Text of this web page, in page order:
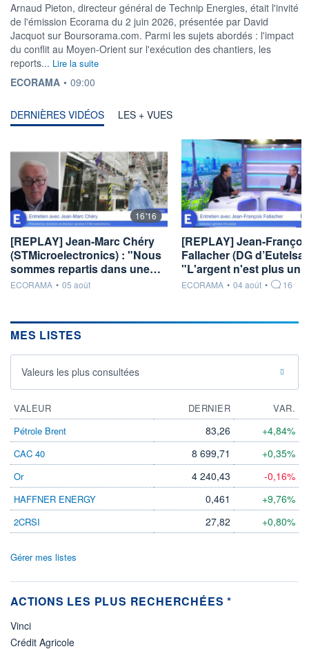
Arnaud Pieton, directeur général de Technip Energies, était l'invité
de l'émission Ecorama du 2 juin 2026, présentée par David
Jacquot sur Boursorama.com. Parmi les sujets abordés : l'impact
du conflit au Moyen-Orient sur l'exécution des chantiers, les
reports... Lire la suite
INFORMATION FOURNIE PAR
ECORAMA • 09:00
DERNIÈRES VIDÉOS LES + VUES
16'16
[REPLAY] Jean-Marc Chéry
(STMicroelectronics) : "Nous
sommes repartis dans une…
information fournie par
ECORAMA • 05 août
[REPLAY] Jean-
Fallacher (DG
"L'argent n'est plus un
information fournie par
ECORAMA • 04 août • 16
MES LISTES
Valeurs les plus consultées
VALEUR DERNIER
VAR.
Pétrole Brent
83,26 +4,84%
CAC 40 8 699,71 +0,35%
Or 4 240,43 -0,16%
HAFFNER ENERGY 0,461 +9,76%
2CRSI 27,82 +0,80%
Gérer mes listes
ACTIONS LES PLUS RECHERCHÉES *
Vinci
Crédit Agricole